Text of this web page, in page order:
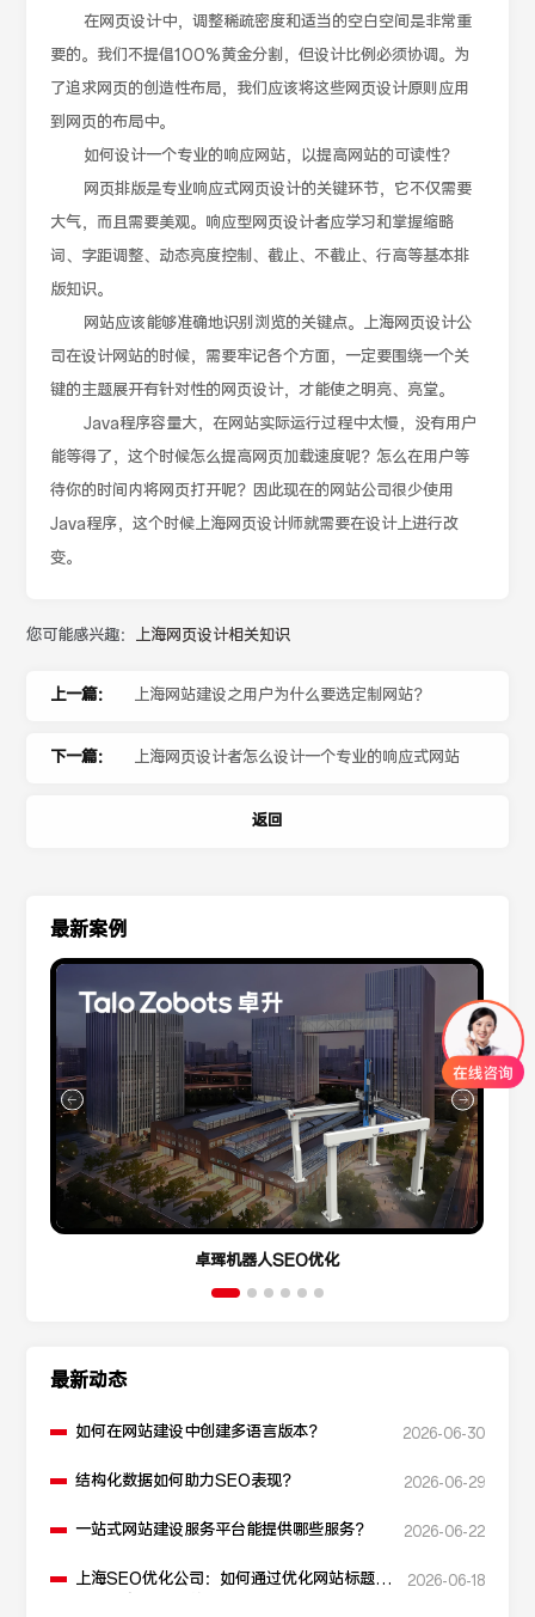
在网页设计中，调整稀疏密度和适当的空白空间是非常重
要的。我们不提倡100%黄金分割，但设计比例必须协调。为
了追求网页的创造性布局，我们应该将这些网页设计原则应用
到网页的布局中。
如何设计一个专业的响应网站，以提高网站的可读性？
网页排版是专业响应式网页设计的关键环节，它不仅需要
大气，而且需要美观。响应型网页设计者应学习和掌握缩略
词、字距调整、动态亮度控制、截止、不截止、行高等基本排
版知识。
网站应该能够准确地识别浏览的关键点。上海网页设计公
司在设计网站的时候，需要牢记各个方面，一定要围绕一个关
键的主题展开有针对性的网页设计，才能使之明亮、亮堂。
Java程序容量大，在网站实际运行过程中太慢，没有用户
能等得了，这个时候怎么提高网页加载速度呢？怎么在用户等
待你的时间内将网页打开呢？因此现在的网站公司很少使用
Java程序，这个时候上海网页设计师就需要在设计上进行改
变。
您可能感兴趣： 上海网页设计相关知识
上一篇： 上海网站建设之用户为什么要选定制网站？
下一篇： 上海网页设计者怎么设计一个专业的响应式网站
返回
最新案例
卓珲机器人SEO优化
最新动态
如何在网站建设中创建多语言版本？ 2026-06-30
结构化数据如何助力SEO表现？ 2026-06-29
一站式网站建设服务平台能提供哪些服务？ 2026-06-22
上海SEO优化公司：如何通过优化网站标题提
2026-06-18